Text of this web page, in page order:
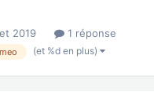
2019 1 réponse
(et %d en plus)